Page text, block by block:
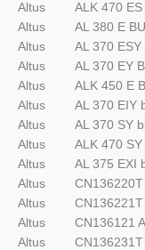
Altus
ALK 470
Altus
AL 380 E
Altus
AL 370
Altus
AL 370 EY
Altus
ALK 450 E
Altus
AL 370 EIY
Altus
AL 370 SY
Altus
ALK 470 SY
Altus
AL 375 EXI
Altus
CN136220T
Altus
CN136221T
Altus
CN136121
Altus
CN136231T